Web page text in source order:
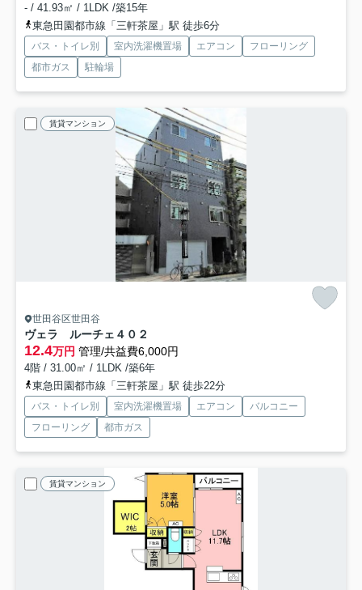
- / 41.93㎡ / 1LDK /築15年
東急田園都市線「三軒茶屋」駅 徒歩6分
バス・トイレ別 室内洗濯機置場 エアコン
フローリング
都市ガス
駐輪場
賃貸マンション
世田谷区世田谷
ヴェラ ルーチェ ４０２
12.4万円 管理/共益費6,000円
4階 / 31.00㎡ / 1LDK /築6年
東急田園都市線「三軒茶屋」駅 徒歩22分
バス・トイレ別 室内洗濯機置場 エアコン
バルコニー
フローリング
都市ガス
賃貸マンション